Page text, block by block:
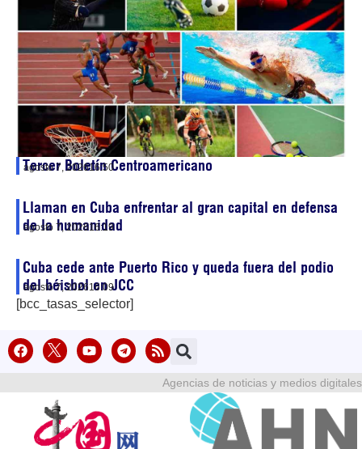
Tercer Boletín Centroamericano
agosto 7, 202616:50
Llaman en Cuba enfrentar al gran capital en defensa
de la humanidad
agosto 7, 202616:19
Cuba cede ante Puerto Rico y queda fuera del podio
del béisbol en JCC
agosto 7, 202616:09
[bcc_tasas_selector]
Agencias de noticias y medios digitales